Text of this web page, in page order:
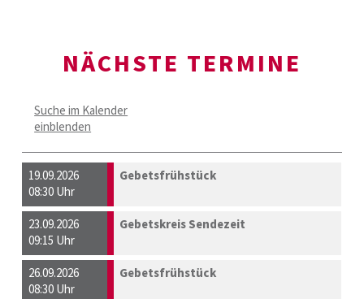
NÄCHSTE TERMINE
Suche im Kalender
einblenden
19.09.2026
08:30 Uhr
Gebetsfrühstück
23.09.2026
09:15 Uhr
Gebetskreis Sendezeit
26.09.2026
08:30 Uhr
Gebetsfrühstück